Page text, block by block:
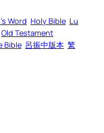
Word Holy Bible Lu
Old Testament
Bible 呂振中版本 繁